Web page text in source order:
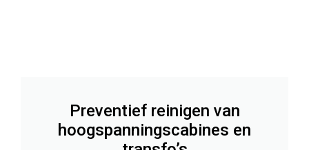
Preventief reinigen van
hoogspanningscabines en